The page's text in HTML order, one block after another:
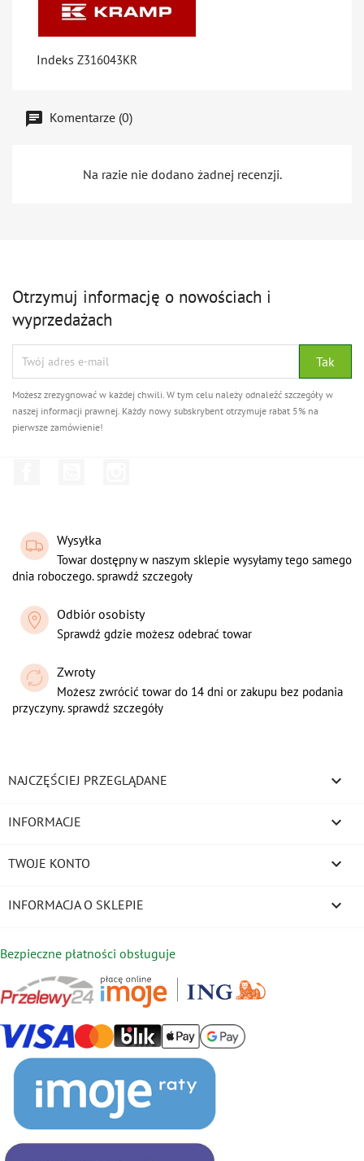
Indeks Z316043KR
Komentarze (0)
Na razie nie dodano żadnej recenzji.
Otrzymuj informację o nowościach i
wyprzedażach
Możesz zrezygnować w każdej chwili. W tym celu należy odnaleźć szczegóły w
naszej informacji prawnej. Każdy nowy subskrybent otrzymuje rabat 5% na
pierwsze zamówienie!
Wysyłka
Towar dostępny w naszym sklepie wysyłamy tego samego
dnia roboczego. sprawdź szczegoły
Odbiór osobisty
Sprawdź gdzie możesz odebrać towar
Zwroty
Możesz zwrócić towar do 14 dni or zakupu bez podania
przyczyny. sprawdź szczegóły
NAJCZĘŚCIEJ PRZEGLĄDANE 
INFORMACJE 
TWOJE KONTO 
INFORMACJA O SKLEPIE keyboard_arrow_down
Bezpieczne płatności obsługuje